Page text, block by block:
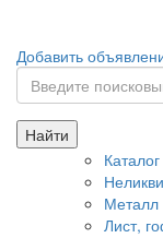
Добавить
Найти
Каталог
Металл
Лист,